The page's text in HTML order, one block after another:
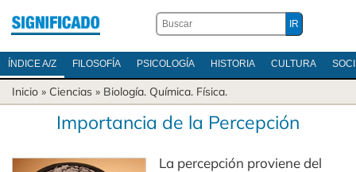
ÍNDICE A/Z FILOSOFÍA PSICOLOGÍA HISTORIA CULTURA
Inicio » Ciencias » Biología. Química. Física.
Importancia de la Percepción
La percepción proviene del